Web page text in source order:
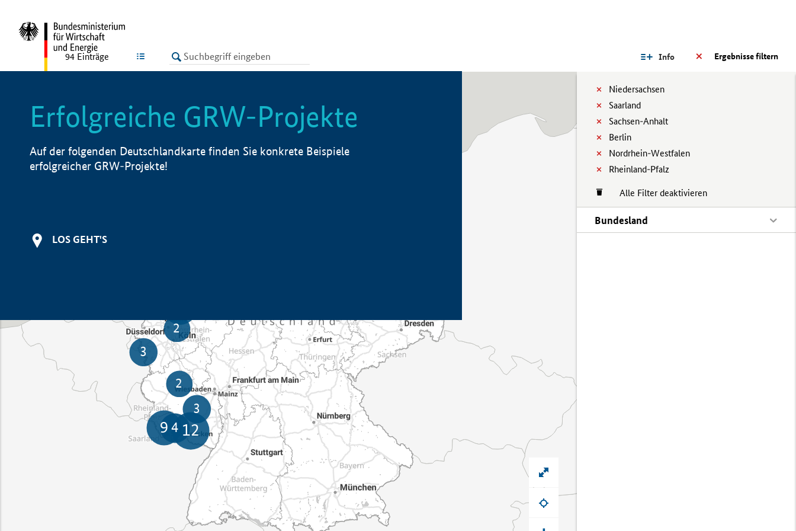
LISTE Ergebnisse filtern
Info
Niedersachsen
Saarland
Sachsen-Anhalt
Berlin
Nordrhein-Westfalen
Rheinland-Pfalz
Alle Filter deaktivieren
Bundesland
94 Einträge
Erfolgreiche GRW-Projekte
Auf der folgenden Deutschlandkarte finden Sie konkrete Beispiele
erfolgreicher GRW-Projekte!
LOS GEHT'S